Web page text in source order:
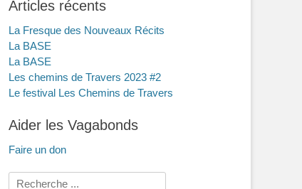
Articles récents
La Fresque des Nouveaux Récits
La BASE
La BASE
Les chemins de Travers 2023 #2
Le festival Les Chemins de Travers
Aider les Vagabonds
Faire un don
Rechercher :